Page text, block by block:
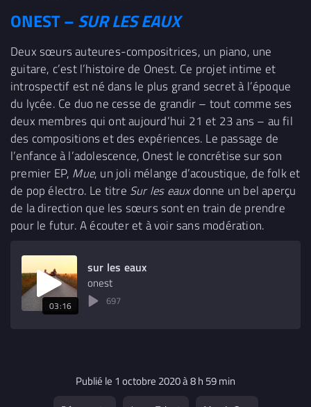
ONEST –SUR LES EAUX
Deux sœurs auteures-compositrices, un piano, une
guitare, c’est l’histoire de Onest. Ce projet intime et
introspectif est né dans le plus grand secret à l’époque
du lycée. Ce duo ne cesse de grandir – tout comme ses
deux membres qui ont aujourd’hui 21 et 23 ans – au fil
des compositions et des expériences. Le passage de
l’enfance à l’adolescence, Onest le concrétise sur son
premier EP, Mue, un joli mélange d’acoustique, de folk et
de pop électro. Le titre Sur les eauxdonne un bel aperçu
de la direction que les sœurs sont en train de prendre
pour le futur. A écouter et à voir sans modération.
sur les eaux
onest
03:16 697
Publié le 1 octobre 2020 à 8 h 59 min